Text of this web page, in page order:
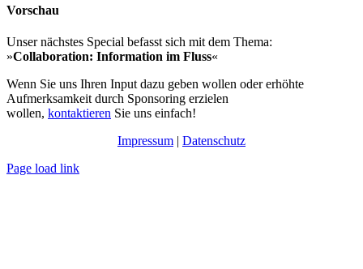
Vorschau
Unser nächstes Special befasst sich mit dem Thema:
»Collaboration: Information im Fluss«
Wenn Sie uns Ihren Input dazu geben wollen oder erhöhte
Aufmerksamkeit durch Sponsoring erzielen
wollen, kontaktieren Sie uns einfach!
Impressum | Datenschutz
Page load link